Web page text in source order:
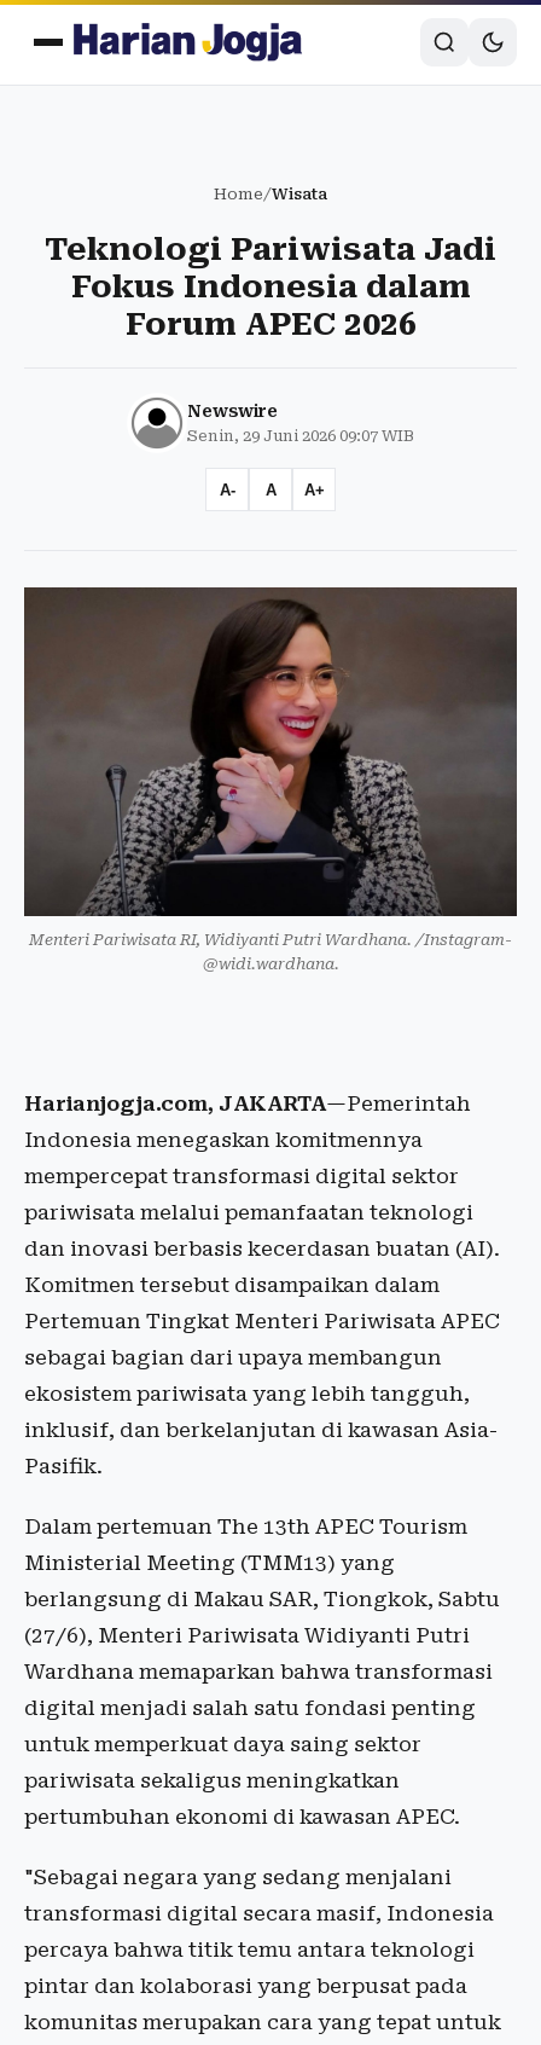
Home/Wisata
Teknologi Pariwisata Jadi
Fokus Indonesia dalam
Forum APEC 2026
Newswire
Senin, 29 Juni 2026 09:07 WIB
A- A A+
Menteri Pariwisata RI, Widiyanti Putri Wardhana. /Instagram-
@widi.wardhana.
Harianjogja.com, JAKARTA—Pemerintah
Indonesia menegaskan komitmennya
mempercepat transformasi digital sektor
pariwisata melalui pemanfaatan teknologi
dan inovasi berbasis kecerdasan buatan (AI).
Komitmen tersebut disampaikan dalam
Pertemuan Tingkat Menteri Pariwisata APEC
sebagai bagian dari upaya membangun
ekosistem pariwisata yang lebih tangguh,
inklusif, dan berkelanjutan di kawasan Asia-
Pasifik.
Dalam pertemuan The 13th APEC Tourism
Ministerial Meeting (TMM13) yang
berlangsung di Makau SAR, Tiongkok, Sabtu
(27/6), Menteri Pariwisata Widiyanti Putri
Wardhana memaparkan bahwa transformasi
digital menjadi salah satu fondasi penting
untuk memperkuat daya saing sektor
pariwisata sekaligus meningkatkan
pertumbuhan ekonomi di kawasan APEC.
"Sebagai negara yang sedang menjalani
transformasi digital secara masif, Indonesia
percaya bahwa titik temu antara teknologi
pintar dan kolaborasi yang berpusat pada
komunitas merupakan cara yang tepat untuk